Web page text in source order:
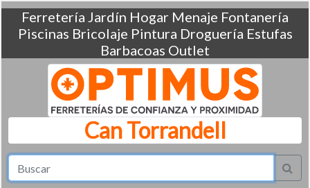
Ferretería Jardín Hogar Menaje Fontanería
Piscinas Bricolaje Pintura Droguería Estufas
Barbacoas Outlet
Can Torrandell